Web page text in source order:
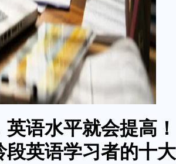
语水平就会提高！
段英语学习者的十大